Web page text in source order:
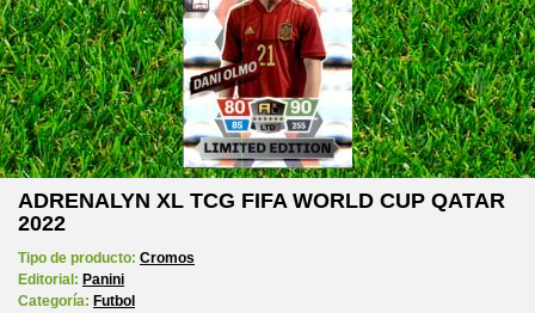
ADRENALYN XL TCG FIFA WORLD CUP QATAR
2022
Tipo de producto: Cromos
Editorial: Panini
Categoría: Futbol